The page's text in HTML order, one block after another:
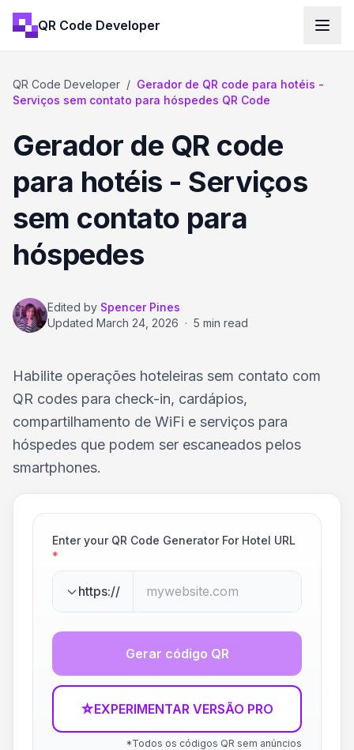
QR Code Developer
QR Code Developer / Gerador de QR code para hotéis -
Serviços sem contato para hóspedes QR Code
Gerador de QR code
para hotéis - Serviços
sem contato para
hóspedes
Edited by Spencer Pines
Updated March 24, 2026 · 5 min read
Habilite operações hoteleiras sem contato com
QR codes para check-in, cardápios,
compartilhamento de WiFi e serviços para
hóspedes que podem ser escaneados pelos
smartphones.
Enter your QR Code Generator For Hotel URL
*
https://
Gerar código QR
☆EXPERIMENTAR VERSÃO PRO
*Todos os códigos QR sem anúncios